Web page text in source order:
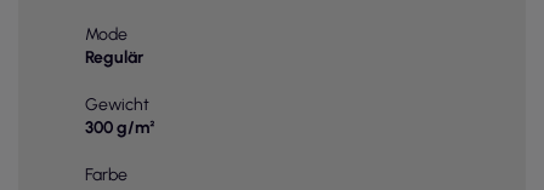
Mode
Regulär
Gewicht
300 g/m²
Farbe